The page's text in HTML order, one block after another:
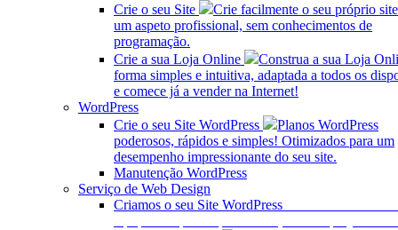
Crie o seu Site
Crie facilmente o seu próprio
um aspeto profissional, sem conhecimentos de
programação.
Crie a sua Loja Online
Construa a sua Loja
forma simples e intuitiva, adaptada a todos os
e comece já a vender na Internet!
WordPress
Crie o seu Site WordPress
Planos WordPress
poderosos, rápidos e simples! Otimizados para um
desempenho impressionante do seu site.
Manutenção WordPress
Serviço de Web Design
Criamos o seu Site WordPress